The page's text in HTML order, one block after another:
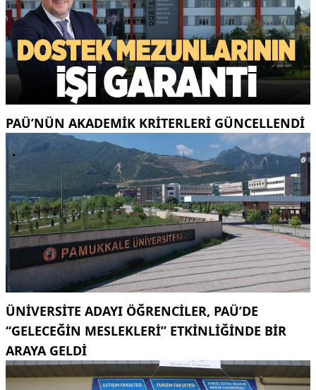
PAÜ’NÜN AKADEMIK KRITERLERI GÜNCELLENDI
ÜNIVERSITE ADAYI ÖĞRENCILER, PAÜ’DE
“GELECEĞIN MESLEKLERI” ETKINLIĞINDE BIR
ARAYA GELDI